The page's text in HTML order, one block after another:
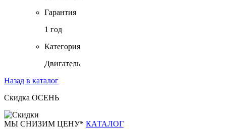
Гарантия
1 год
Категория
Двигатель
Назад в каталог
Скидка ОСЕНЬ
МЫ СНИЗИМ ЦЕНУ* КАТАЛОГ